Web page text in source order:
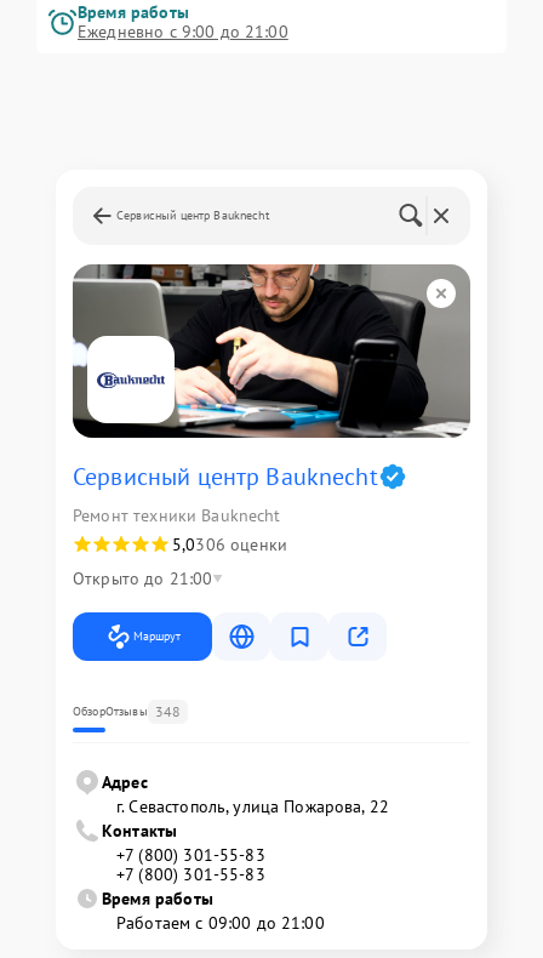
Время работы
Ежедневно с 9:00 до 21:00
Сервисный центр Bauknecht
Сервисный центр Bauknecht
Ремонт техники Bauknecht
5,0306 оценки
Открыто до 21:00
Маршрут
ОбзорОтзывы 348
Адрес
г. Севастополь, улица Пожарова, 22
Контакты
+7 (800) 301-55-83
+7 (800) 301-55-83
Время работы
Работаем с 09:00 до 21:00